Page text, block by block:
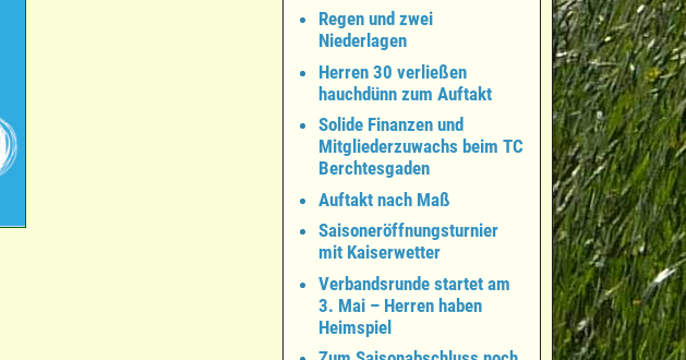
Regen und zwei
Niederlagen
Herren 30 verließen
hauchdünn zum Auftakt
Solide Finanzen und
Mitgliederzuwachs beim TC
Berchtesgaden
Auftakt nach Maß
Saisoneröffnungsturnier
mit Kaiserwetter
Verbandsrunde startet am
3. Mai – Herren haben
Heimspiel